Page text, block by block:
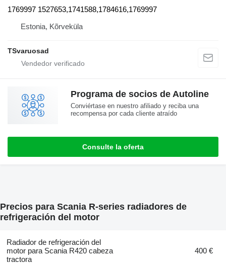
1769997 1527653,1741588,1784616,1769997
Estonia, Kõrveküla
TSvaruosad
Programa de socios de Autoline
Conviértase en nuestro afiliado y reciba una
recompensa por cada cliente atraído
Consulte la oferta
Precios para Scania R-series radiadores de
refrigeración del motor
Radiador de refrigeración del
motor para Scania R420 cabeza
tractora
400 €